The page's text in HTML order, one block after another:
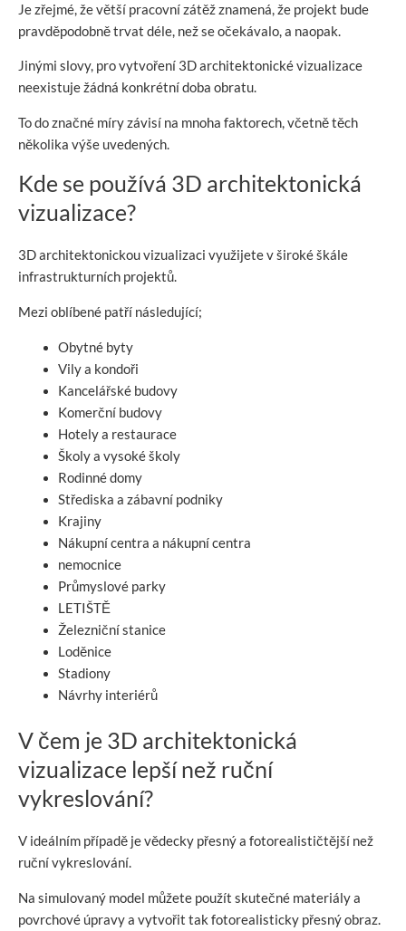
Je zřejmé, že větší pracovní zátěž znamená, že projekt bude
pravděpodobně trvat déle, než se očekávalo, a naopak.
Jinými slovy, pro vytvoření 3D architektonické vizualizace
neexistuje žádná konkrétní doba obratu.
To do značné míry závisí na mnoha faktorech, včetně těch
několika výše uvedených.
Kde se používá 3D architektonická
vizualizace?
3D architektonickou vizualizaci využijete v široké škále
infrastrukturních projektů.
Mezi oblíbené patří následující;
Obytné byty
Vily a kondoři
Kancelářské budovy
Komerční budovy
Hotely a restaurace
Školy a vysoké školy
Rodinné domy
Střediska a zábavní podniky
Krajiny
Nákupní centra a nákupní centra
nemocnice
Průmyslové parky
LETIŠTĚ
Železniční stanice
Loděnice
Stadiony
Návrhy interiérů
V čem je 3D architektonická
vizualizace lepší než ruční
vykreslování?
V ideálním případě je vědecky přesný a fotorealističtější než
ruční vykreslování.
Na simulovaný model můžete použít skutečné materiály a
povrchové úpravy a vytvořit tak fotorealisticky přesný obraz.